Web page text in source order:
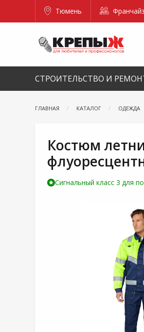
Тюмень
СТРОИТЕЛЬСТВО И
ГЛАВНАЯ КАТАЛОГ ОДЕЖДА
Костюм
Сигнальный класс 3 для